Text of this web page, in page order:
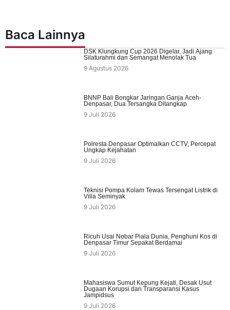
Baca Lainnya
DSK Klungkung Cup 2026 Digelar, Jadi Ajang
Silaturahmi dan Semangat Menolak Tua
9 Agustus 2026
BNNP Bali Bongkar Jaringan Ganja Aceh-
Denpasar, Dua Tersangka Ditangkap
9 Juli 2026
Polresta Denpasar Optimalkan CCTV, Percepat
Ungkap Kejahatan
9 Juli 2026
Teknisi Pompa Kolam Tewas Tersengat Listrik di
Villa Seminyak
9 Juli 2026
Ricuh Usai Nobar Piala Dunia, Penghuni Kos di
Denpasar Timur Sepakat Berdamai
9 Juli 2026
Mahasiswa Sumut Kepung Kejati, Desak Usut
Dugaan Korupsi dan Transparansi Kasus
Jampidsus
9 Juli 2026